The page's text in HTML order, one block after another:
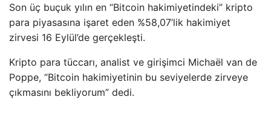
Son üç buçuk yılın en “Bitcoin hakimiyetindeki” kripto
para piyasasına işaret eden %58,07’lik hakimiyet
zirvesi 16 Eylül’de gerçekleşti.
Kripto para tüccarı, analist ve girişimci Michaël van de
Poppe, “Bitcoin hakimiyetinin bu seviyelerde zirveye
çıkmasını bekliyorum” dedi.